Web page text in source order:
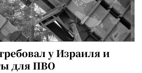
у Израиля и
для ПВО